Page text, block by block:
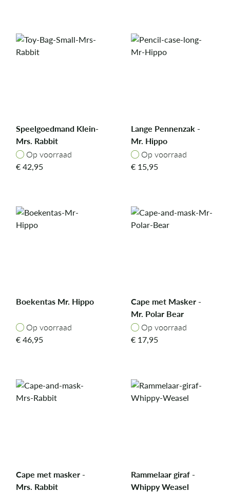
Speelgoedmand Klein-
Mrs. Rabbit
Op voorraad
Op voorraad
€42,95
Lange Pennenzak -
Mr. Hippo
Op voorraad
Op voorraad
€ 15,95
Boekentas Mr. Hippo
Op voorraad
Op voorraad
€46,95
Cape met Masker -
Mr. Polar Bear
Op voorraad
Op voorraad
€ 17,95
Cape met masker -
Mrs. Rabbit
Rammelaar giraf -
Whippy Weasel